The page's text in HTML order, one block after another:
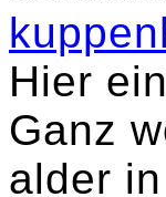
Hier
Ganz
alder